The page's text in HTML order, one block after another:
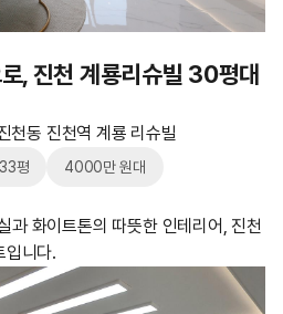
, 진천 계룡리슈빌 30평대
천동 진천역 계룡 리슈빌
33평 4000만 원대
과 화이트톤의 따뜻한 인테리어, 진천
입니다.